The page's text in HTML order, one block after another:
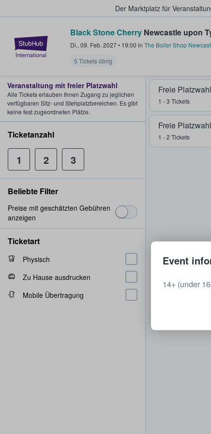
Der Marktplatz für
StubHub - Wo Fans Tickets
Black Stone Cherry Newcastle upon
Di., 09. Feb. 2027• 19:00 in The Boiler Shop
5 Tickets übrig
Freie Platzwahl
1 - 3 Tickets
Freie Platzwahl
1 - 2 Tickets
Veranstaltung mit freier Platzwahl
Alle Tickets erlauben Ihnen Zugang zu jeglichen
verfügbaren Sitz- und Stehplatzbereichen. Es gibt
keine fest zugeordneten Plätze.
Ticketanzahl
1 2 3
Beliebte Filter
Preise mit geschätzten Gebühren
anzeigen
Ticketart
Physisch
Zu Hause ausdrucken
Mobile Übertragung
Event
14+ (under